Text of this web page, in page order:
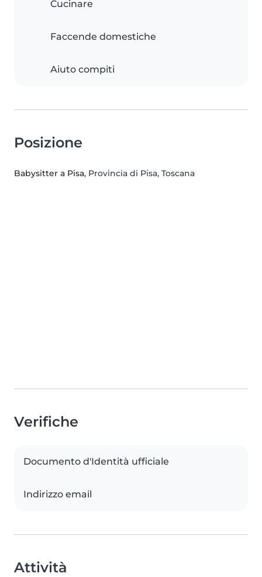
Cucinare
Faccende domestiche
Aiuto compiti
Posizione
Babysitter a Pisa, Provincia di Pisa, Toscana
Verifiche
Documento d'Identità ufficiale
Indirizzo email
Attività